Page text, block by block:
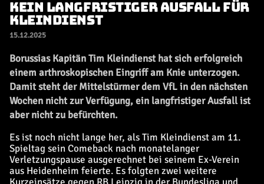
KEIN LANGFRISTIGER AUSFALL FÜR
KLEINDIENST
15.12.2025
Borussias Kapitän Tim Kleindienst hat sich erfolgreich
einem arthroskopischen Eingriff am Knie unterzogen.
Damit steht der Mittelstürmer dem VfL in den nächsten
Wochen nicht zur Verfügung, ein langfristiger Ausfall ist
aber nicht zu befürchten.
Es ist noch nicht lange her, als Tim Kleindienst am 11.
Spieltag sein Comeback nach monatelanger
Verletzungspause ausgerechnet bei seinem Ex-Verein
aus Heidenheim feierte. Es folgten zwei weitere